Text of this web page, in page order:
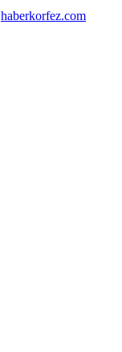
haberkorfez.com